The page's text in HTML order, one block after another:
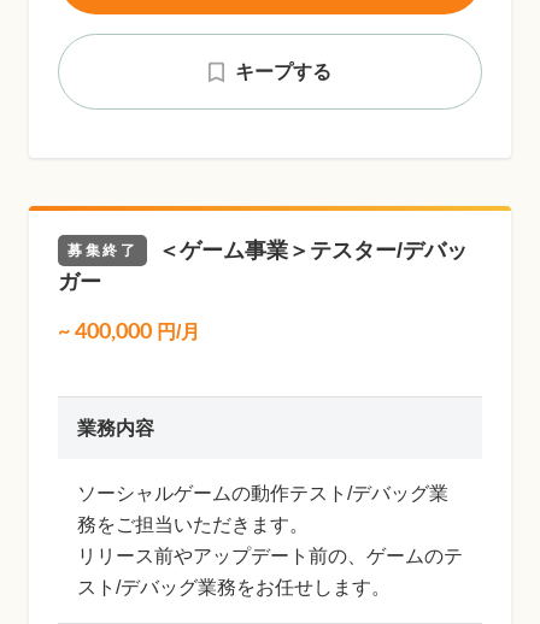
キープする
募集終了
＜ゲーム事業＞テスター/デバッ
ガー
~ 400,000 円/月
業務内容
ソーシャルゲームの動作テスト/デバッグ業
務をご担当いただきます。
リリース前やアップデート前の、ゲームのテ
スト/デバッグ業務をお任せします。